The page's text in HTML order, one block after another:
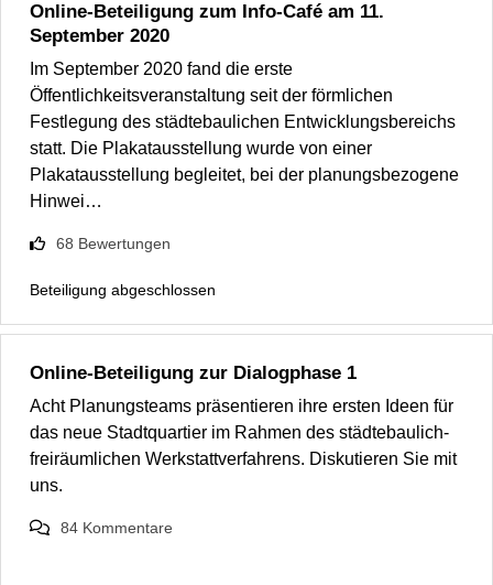
Online-Beteiligung zum Info-Café am 11.
September 2020
Im September 2020 fand die erste
Öffentlichkeitsveranstaltung seit der förmlichen
Festlegung des städtebaulichen Entwicklungsbereichs
statt. Die Plakatausstellung wurde von einer
Plakatausstellung begleitet, bei der planungsbezogene
Hinwei…
68 Bewertungen
Beteiligung abgeschlossen
Online-Beteiligung zur Dialogphase 1
Acht Planungsteams präsentieren ihre ersten Ideen für
das neue Stadtquartier im Rahmen des städtebaulich-
freiräumlichen Werkstattverfahrens. Diskutieren Sie mit
uns.
84 Kommentare